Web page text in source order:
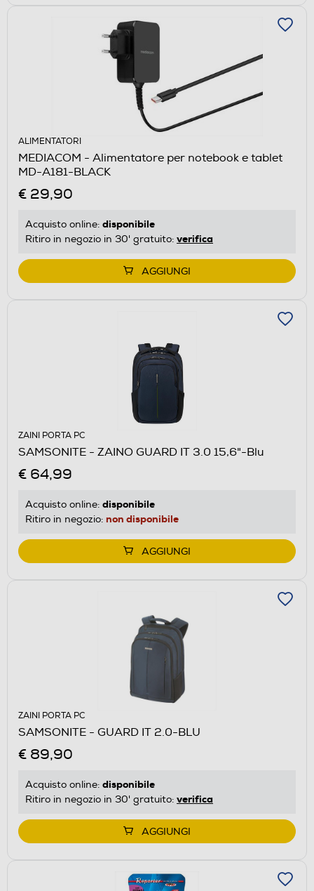
ALIMENTATORI
MEDIACOM - Alimentatore per notebook e tablet
MD-A181-BLACK
€ 29,90
Acquisto online: disponibile
Ritiro in negozio in 30' gratuito: verifica
AGGIUNGI
ZAINI PORTA PC
SAMSONITE - ZAINO GUARD IT 3.0 15,6"-Blu
€ 64,99
Acquisto online: disponibile
Ritiro in negozio: non disponibile
AGGIUNGI
ZAINI PORTA PC
SAMSONITE - GUARD IT 2.0-BLU
€ 89,90
Acquisto online: disponibile
Ritiro in negozio in 30' gratuito: verifica
AGGIUNGI